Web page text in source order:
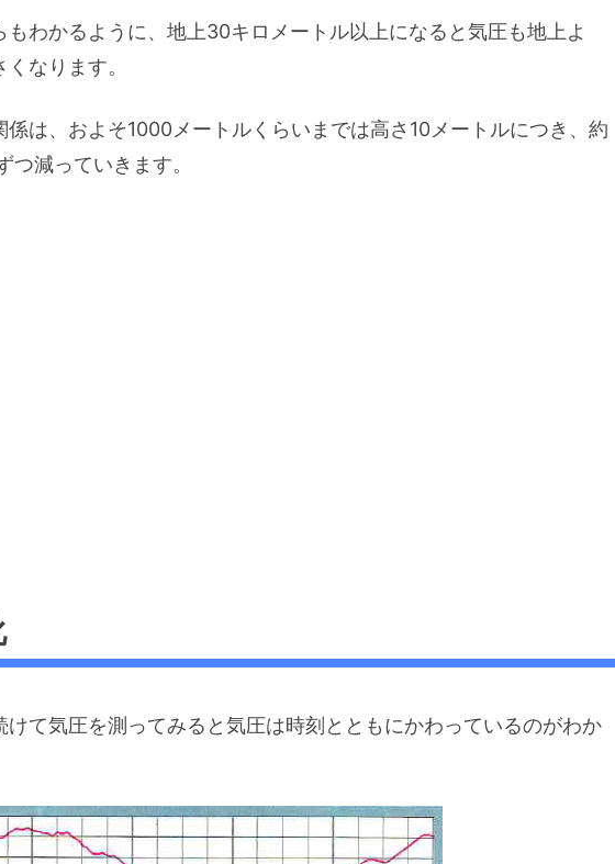
もわかるように、地上30キロメートル以上になると気圧も地上よ
なります。
係は、およそ1000メートルくらいまでは高さ10メートルにつき、約
つ減っていきます。
けて気圧を測ってみると気圧は時刻とともにかわっているのがわか